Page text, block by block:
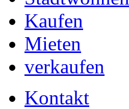
Kaufen
Mieten
verkaufen
Kontakt